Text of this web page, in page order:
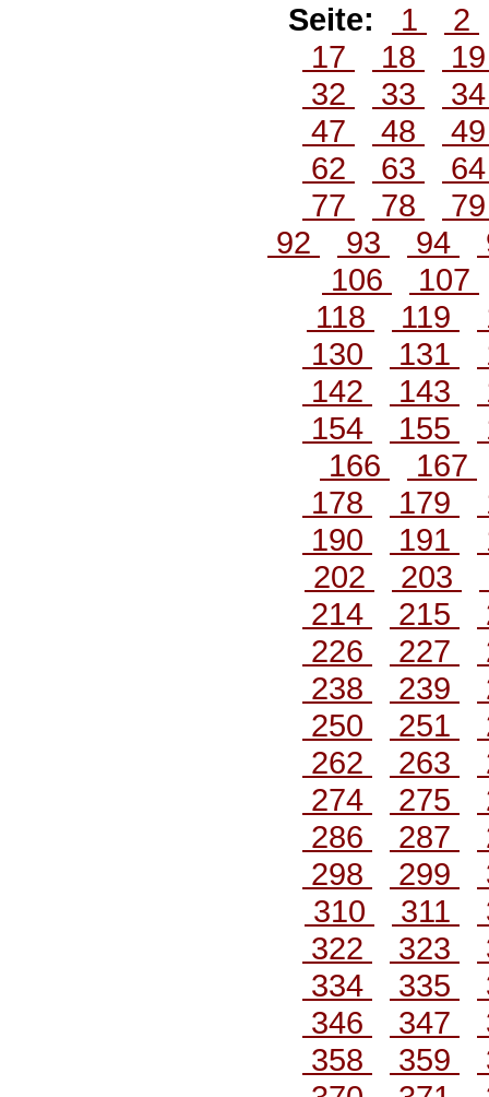
Seite: 1
2
17
18
32
33
47
48
62
63
77
78
92
93 94
106
107
118
119
130
131
142
143
154
155
166
167
178
179
190
191
202
203
214
215
226
227
238
239
250
251
262
263
274
275
286
287
298
299
310
311
322
323
334
335
346
347
358
359